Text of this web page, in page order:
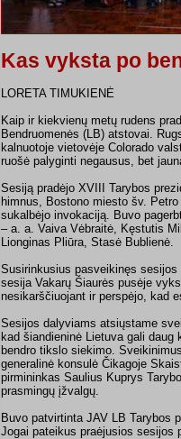
Kas vyksta po
LORETA TIMUKIENĖ
Kaip ir kiekvienų metų rudens
Bendruomenės (LB) atstovai.
kalnuotoje vietovėje Colorado
ruošė palyginti negausus, bet
Sesiją pradėjo XVIII Tarybos
himnus, Bostono miesto šv.
sukalbėjo invokaciją. Buvo
– a. a. Vaiva Vėbraitė, Kęstutis
Lionginas Pliūra, Stasė Bublienė.
Susirinkusius pasveikinęs
sesija Vakarų Šiaurės pusėje
nesikarščiuojant ir perspėjo, kad
Sesijos dalyviams atsiųstame
kad šiandieninė Lietuva gali
bendro tikslo siekimo.
generalinė konsulė Čikagoje
pirmininkas Saulius Kuprys
prasmingų įžvalgų.
Buvo patvirtinta JAV LB Tarybos
Jogai pateikus praėjusios sesijos